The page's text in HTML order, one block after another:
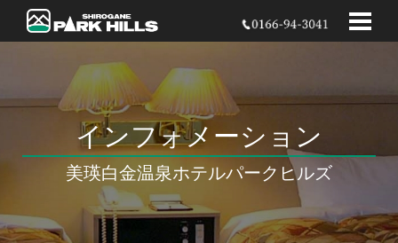
インフォメーション
美瑛白金温泉ホテルパークヒルズ